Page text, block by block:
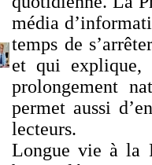
média
temps de
et qui explique,
prolongement
permet aussi
lecteurs.
Longue vie à la